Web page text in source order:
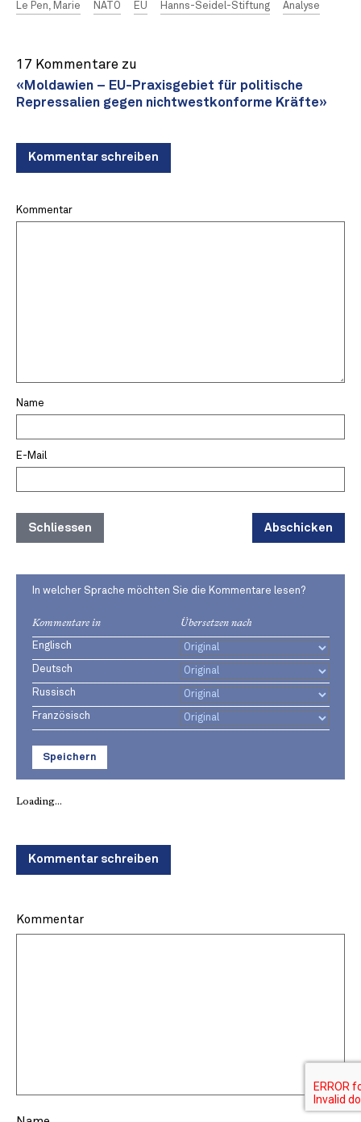
Le Pen, Marie
NATO EU Hanns-Seidel-Stiftung Analyse
17 Kommentare zu
«Moldawien – EU-Praxisgebiet für politische
Repressalien gegen nichtwestkonforme Kräfte»
Kommentar schreiben
Kommentar
Name
E-Mail
Schliessen Abschicken
In welcher Sprache möchten Sie die Kommentare lesen?
Kommentare in Übersetzen nach
Englisch
Deutsch
Russisch
Französisch
Speichern
Loading...
Kommentar schreiben
Kommentar